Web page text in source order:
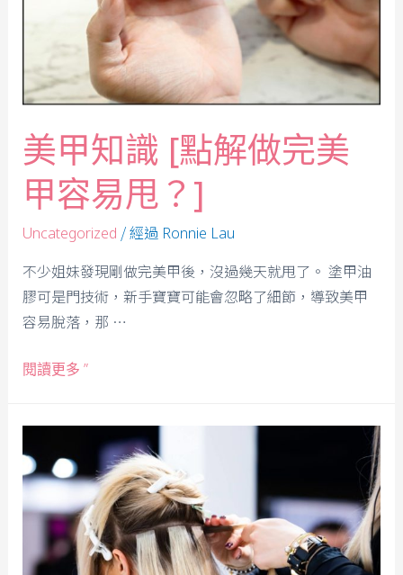
美甲知識 [點解做完美
甲容易甩？]
Uncategorized / 經過 Ronnie Lau
不少姐妹發現剛做完美甲後，沒過幾天就甩了。 塗甲油
膠可是門技術，新手寶寶可能會忽略了細節，導致美甲
容易脫落，那 …
閱讀更多 ”